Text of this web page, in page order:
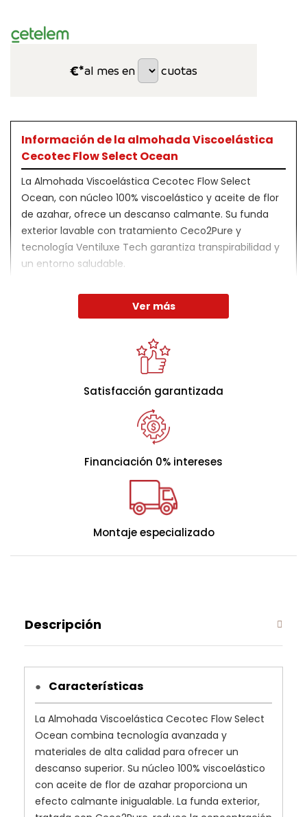
€*al mes en cuotas
Información de la almohada Viscoelástica
Cecotec Flow Select Ocean
La Almohada Viscoelástica Cecotec Flow Select
Ocean, con núcleo 100% viscoelástico y aceite de flor
de azahar, ofrece un descanso calmante. Su funda
exterior lavable con tratamiento Ceco2Pure y
tecnología Ventiluxe Tech garantiza transpirabilidad y
un entorno saludable.
MEDIO
Ver más
Satisfacción garantizada
Financiación 0% intereses
Montaje especializado
Descripción
● Características
La Almohada Viscoelástica Cecotec Flow Select
Ocean combina tecnología avanzada y
materiales de alta calidad para ofrecer un
descanso superior. Su núcleo 100% viscoelástico
con aceite de flor de azahar proporciona un
efecto calmante inigualable. La funda exterior,